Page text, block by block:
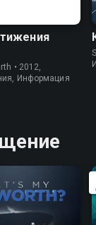
• 2012,
Информация